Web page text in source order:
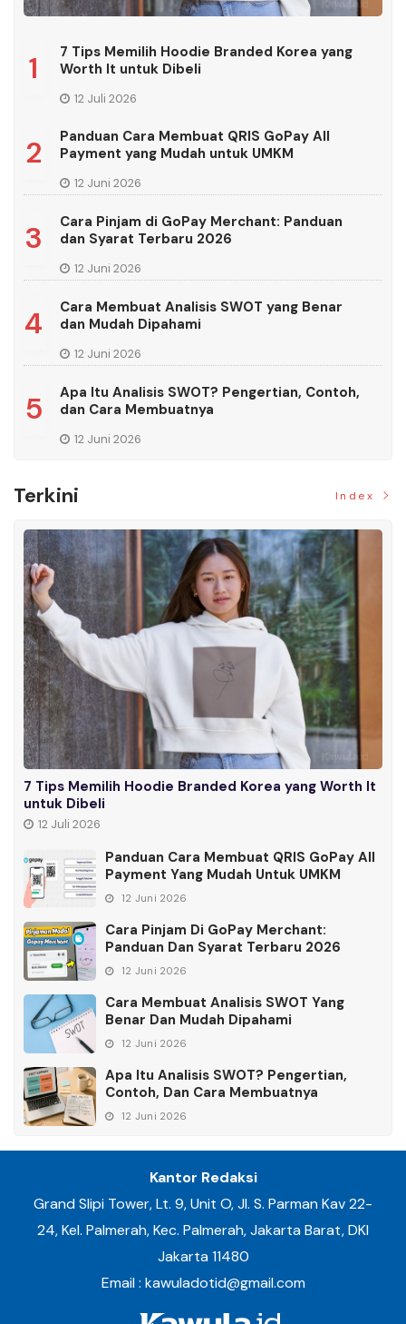
1
7 Tips Memilih Hoodie Branded Korea yang
Worth It untuk Dibeli
12 Juli 2026
2
Panduan Cara Membuat QRIS GoPay All
Payment yang Mudah untuk UMKM
12 Juni 2026
3
Cara Pinjam di GoPay Merchant: Panduan
dan Syarat Terbaru 2026
12 Juni 2026
4
Cara Membuat Analisis SWOT yang Benar
dan Mudah Dipahami
12 Juni 2026
5
Apa Itu Analisis SWOT? Pengertian, Contoh,
dan Cara Membuatnya
12 Juni 2026
Terkini Index
7 Tips Memilih Hoodie Branded Korea yang Worth It
untuk Dibeli
12 Juli 2026
Panduan Cara Membuat QRIS GoPay All
Payment Yang Mudah Untuk UMKM
12 Juni 2026
Cara Pinjam Di GoPay Merchant:
Panduan Dan Syarat Terbaru 2026
12 Juni 2026
Cara Membuat Analisis SWOT Yang
Benar Dan Mudah Dipahami
12 Juni 2026
Apa Itu Analisis SWOT? Pengertian,
Contoh, Dan Cara Membuatnya
12 Juni 2026
Kantor Redaksi
Grand Slipi Tower, Lt. 9, Unit O, Jl. S. Parman Kav 22-
24, Kel. Palmerah, Kec. Palmerah, Jakarta Barat, DKI
Jakarta 11480
Email : kawuladotid@gmail.com